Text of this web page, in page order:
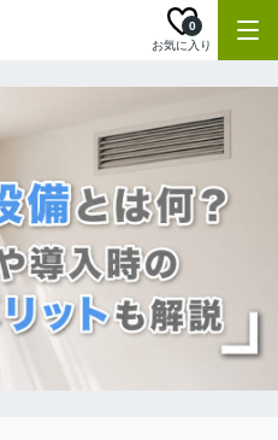
お気に入り
0